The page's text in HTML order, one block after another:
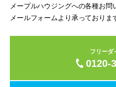
メープルハウジングへの各種お
メールフォームより承っておりま
フリーダ
0120-